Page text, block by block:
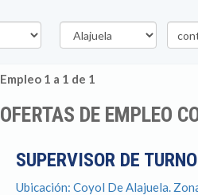
Provincia
clave
Empleo 1 a 1 de 1
OFERTAS DE EMPLEO
SUPERVISOR DE
Ubicación: Coyol De Alajuela.